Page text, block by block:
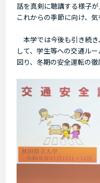
話を真剣に聴講する様子
これからの季節に向け、
本学では今後も引き続
して、学生等への交通ル
図り、冬期の安全運転の徹